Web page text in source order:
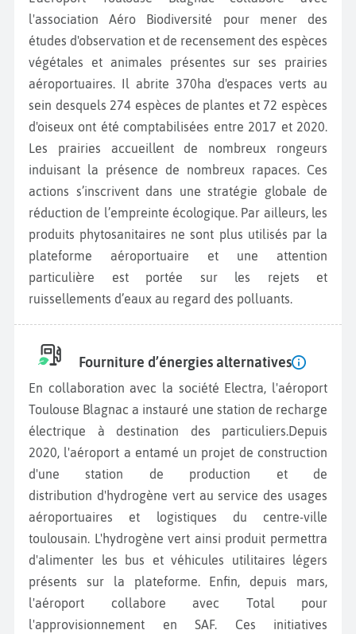
l'association Aéro Biodiversité pour mener des
études d'observation et de recensement des espèces
végétales et animales présentes sur ses prairies
aéroportuaires. Il abrite 370ha d'espaces verts au
sein desquels 274 espèces de plantes et 72 espèces
d'oiseux ont été comptabilisées entre 2017 et 2020.
Les prairies accueillent de nombreux rongeurs
induisant la présence de nombreux rapaces. Ces
actions s’inscrivent dans une stratégie globale de
réduction de l’empreinte écologique. Par ailleurs, les
produits phytosanitaires ne sont plus utilisés par la
plateforme aéroportuaire et une attention
particulière est portée sur les rejets et
ruissellements d’eaux au regard des polluants.
Fourniture d’énergies alternatives
En collaboration avec la société Electra, l'aéroport
Toulouse Blagnac a instauré une station de recharge
électrique à destination des particuliers.Depuis
2020, l'aéroport a entamé un projet de construction
d'une station de production et de
distribution d'hydrogène vert au service des usages
aéroportuaires et logistiques du centre-ville
toulousain. L'hydrogène vert ainsi produit permettra
d'alimenter les bus et véhicules utilitaires légers
présents sur la plateforme. Enfin, depuis mars,
l'aéroport collabore avec Total pour
l'approvisionnement en SAF. Ces initiatives